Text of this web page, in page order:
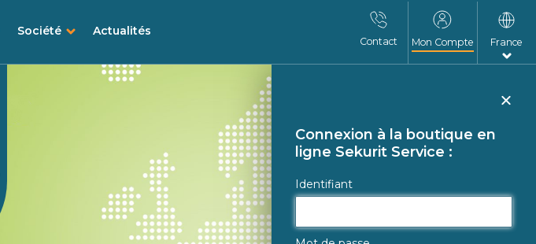
Société Actualités
Contact Mon Compte France
Connexion à la boutique en
ligne Sekurit Service :
Identifiant